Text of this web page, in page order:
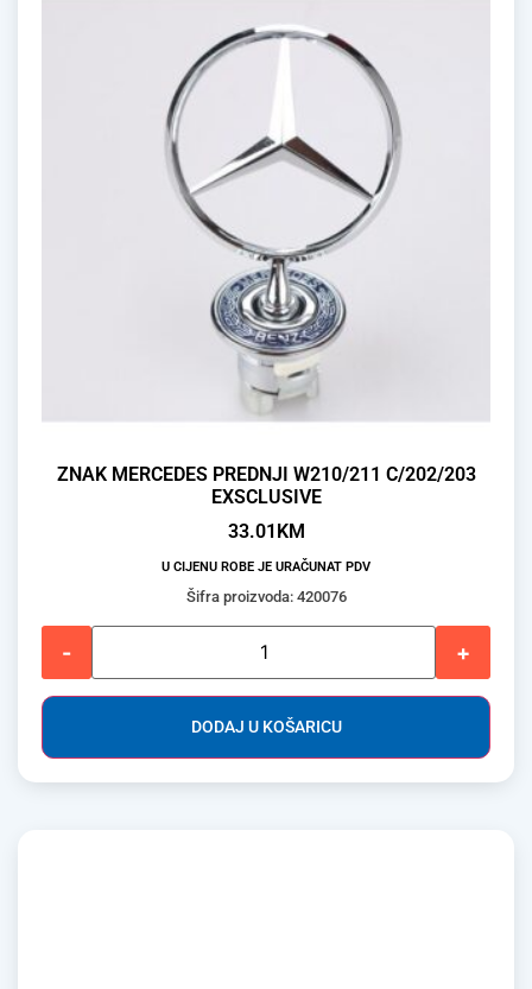
ZNAK MERCEDES PREDNJI W210/211 C/202/203
EXSCLUSIVE
33.01 KM
U CIJENU ROBE JE URAČUNAT PDV
Šifra proizvoda: 420076
- +
DODAJ U KOŠARICU